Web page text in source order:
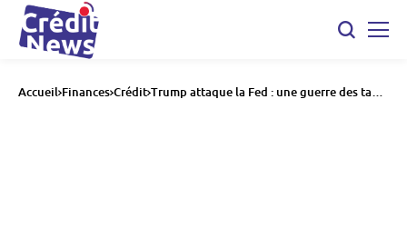
Accueil Finances Crédit Trump attaque la Fed : une guerre des taux
qui coûterait 600 Md$ par an aux USA